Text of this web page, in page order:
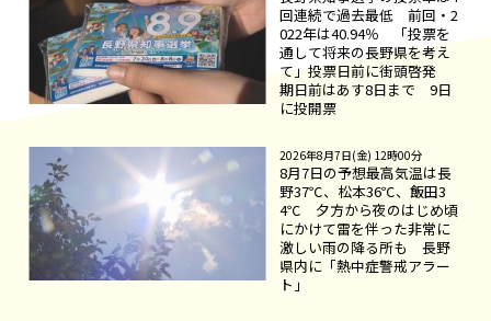
回連続で過去最低 前回・2
022年は40.94％ 「投票を
通して将来の長野県を考え
て」投票日前に街頭啓発
期日前はあす8日まで 9日
に投開票
2026年8月7日(金) 12時00分
8月7日の予想最高気温は長
野37℃、松本36℃、飯田3
4℃ 夕方から夜のはじめ頃
にかけて雷を伴った非常に
激しい雨の降る所も 長野
県内に「熱中症警戒アラー
ト」